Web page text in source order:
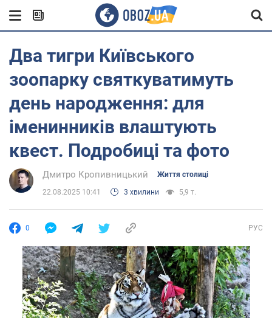
Два тигри Київського
зоопарку святкуватимуть
день народження: для
іменинників влаштують
квест. Подробиці та фото
Дмитро Кропивницький Життя столиці
22.08.2025 10:41 3 хвилини 5,9 т.
0 РУС